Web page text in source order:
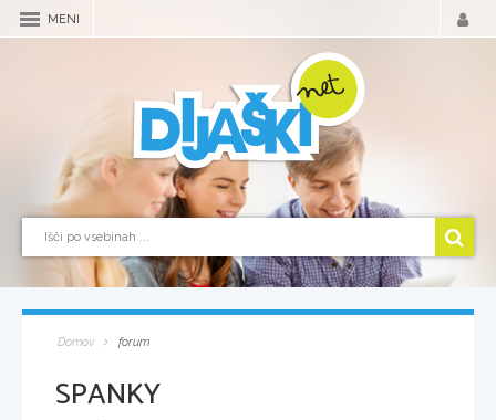
MENI
Domov forum
SPANKY